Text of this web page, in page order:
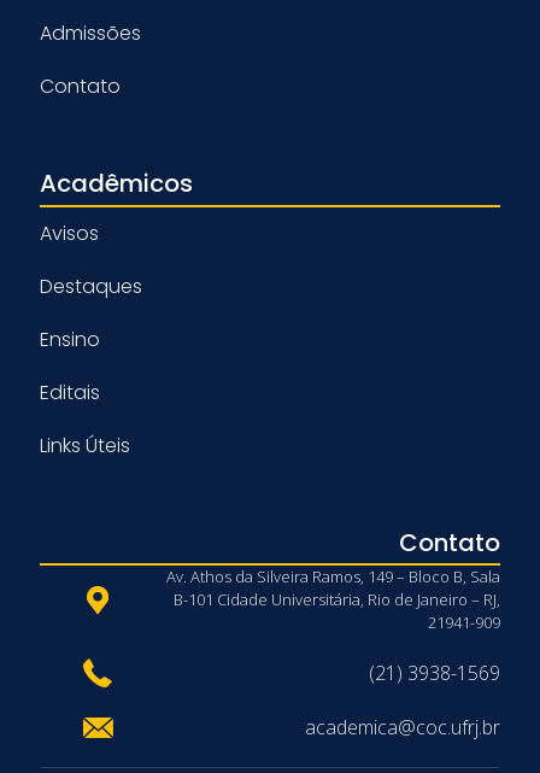
Admissões
Contato
Acadêmicos
Avisos
Destaques
Ensino
Editais
Links Úteis
Contato
Av. Athos da Silveira Ramos, 149 – Bloco B, Sala
B-101 Cidade Universitária, Rio de Janeiro – RJ,
21941-909
(21) 3938-1569
academica@coc.ufrj.br